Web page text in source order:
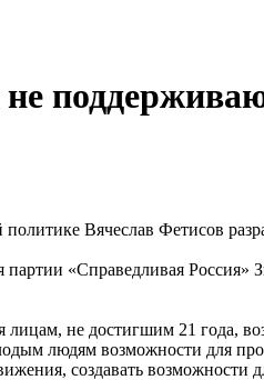
Вячеслав Фетисов
«Справедливая
лицам, не достигшим 21 года,
людям возможности для
создавать возможности